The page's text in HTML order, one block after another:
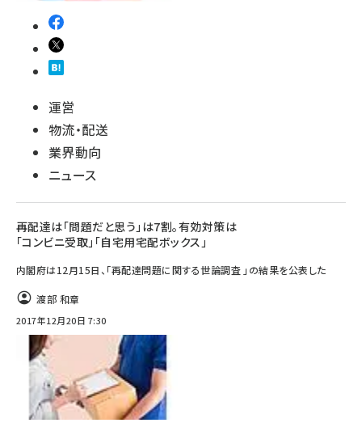
運営
物流・配送
業界動向
ニュース
再配達は「問題だと思う」は7割。有効対策は
「コンビニ受取」「自宅用宅配ボックス」
内閣府は12月15日、「再配達問題に関する世論調査 」の結果を公表した
渡部 和章
2017年12月20日 7:30